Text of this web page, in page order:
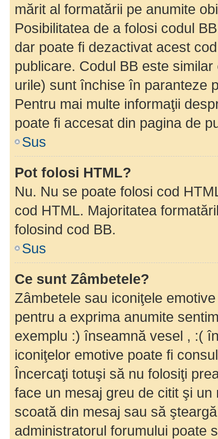
mărit al formatării pe anumite
Posibilitatea de a folosi codul
dar poate fi dezactivat acest
publicare. Codul BB este
urile) sunt închise în paranteze
Pentru mai multe informaţii
poate fi accesat din pagina de
Sus
Pot folosi HTML?
Nu. Nu se poate folosi cod
cod HTML. Majoritatea
folosind cod BB.
Sus
Ce sunt Zâmbetele?
Zâmbetele sau iconiţele
pentru a exprima anumite
exemplu :) înseamnă vesel , :(
iconiţelor emotive poate fi
Încercaţi totuşi să nu folosiţi
face un mesaj greu de citit şi
scoată din mesaj sau să
administratorul forumului poate